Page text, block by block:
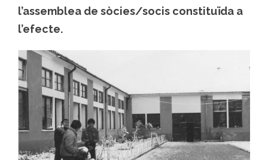
l’assemblea de sòcies/socis constituïda a
l’efecte.